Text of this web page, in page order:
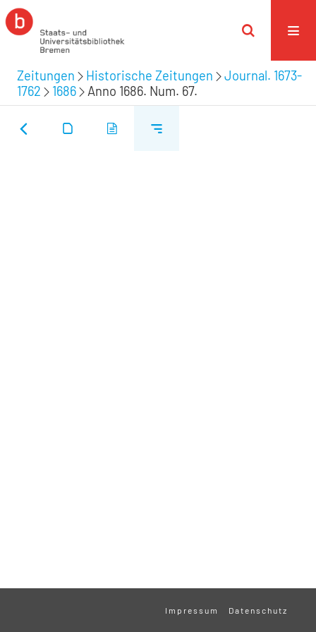
Zeitungen Historische Zeitungen
Journal. 1673-
1762
1686 Anno 1686. Num. 67.
Impressum Datenschutz